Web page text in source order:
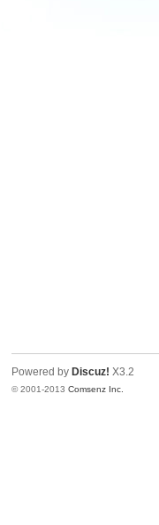
Powered by Discuz! X3.2
© 2001-2013Comsenz Inc.